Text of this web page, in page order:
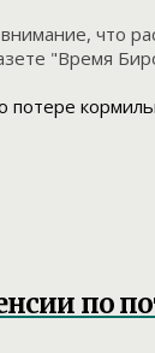
что
"Время
по